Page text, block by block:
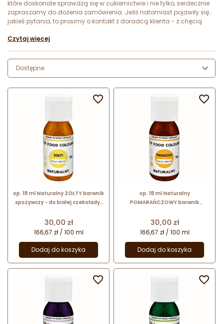
które doskonale sprawdzą się w cukiernictwie i nie tylko, serdecznie
zapraszamy do złożenia zamówienia. Jeśli natomiast pojawiły się
jakieś pytania, to prosimy o kontakt z doradcą klienta - z chęcią
Czytaj więcej
Dostępne
op. 18 ml Naturalny ŻÓŁTY barwnik
spożywczy - do białej czekolady i
NAT-01 Food Colours
Cena
30,00 zł
166,67 zł / 100 ml
Dodaj do koszyka

op. 18 ml Naturalny
POMARAŃCZOWY barwnik
kremów cukierniczych - OS-LC-
NAT-05 Food Colours
Cena
30,00 zł
166,67 zł / 100 ml
Dodaj do koszyka

 